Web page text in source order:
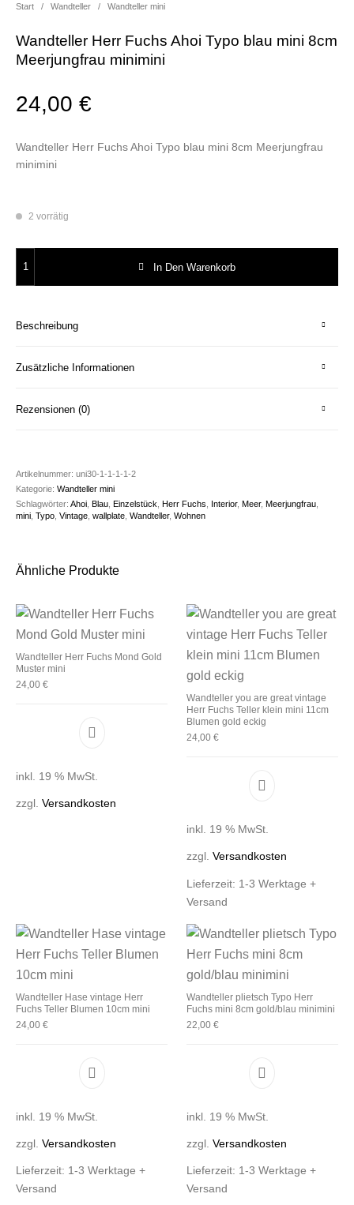
Start / Wandteller / Wandteller mini
Wandteller Herr Fuchs Ahoi Typo blau mini 8cm
Meerjungfrau minimini
24,00€
Wandteller Herr Fuchs Ahoi Typo blau mini 8cm Meerjungfrau
minimini
2 vorrätig
In Den Warenkorb
Beschreibung
Zusätzliche Informationen
Rezensionen (0)
Artikelnummer:uni30-1-1-1-1-2
Kategorie:Wandteller mini
Schlagwörter:Ahoi Blau Einzelstück Herr Fuchs Interior, Meer, Meerjungfrau
mini ,Typo ,Vintage ,wallplate ,Wandteller,Wohnen
Ähnliche Produkte
Wandteller Herr Fuchs Mond Gold
Muster mini
24,00€
inkl. 19 % MwSt.
zzgl.Versandkosten
Wandteller you are great vintage
Herr Fuchs Teller klein mini 11cm
Blumen gold eckig
24,00 €
inkl. 19 % MwSt.
zzgl. Versandkosten
Lieferzeit: 1-3 Werktage +
Versand
Wandteller Hase vintage Herr
Fuchs Teller Blumen 10cm mini
24,00€
inkl. 19 % MwSt.
zzgl.Versandkosten
Lieferzeit: 1-3 Werktage +
Versand
Wandteller plietsch Typo Herr
Fuchs mini 8cm gold/blau minimini
22,00 €
inkl. 19 % MwSt.
zzgl. Versandkosten
Lieferzeit: 1-3 Werktage +
Versand